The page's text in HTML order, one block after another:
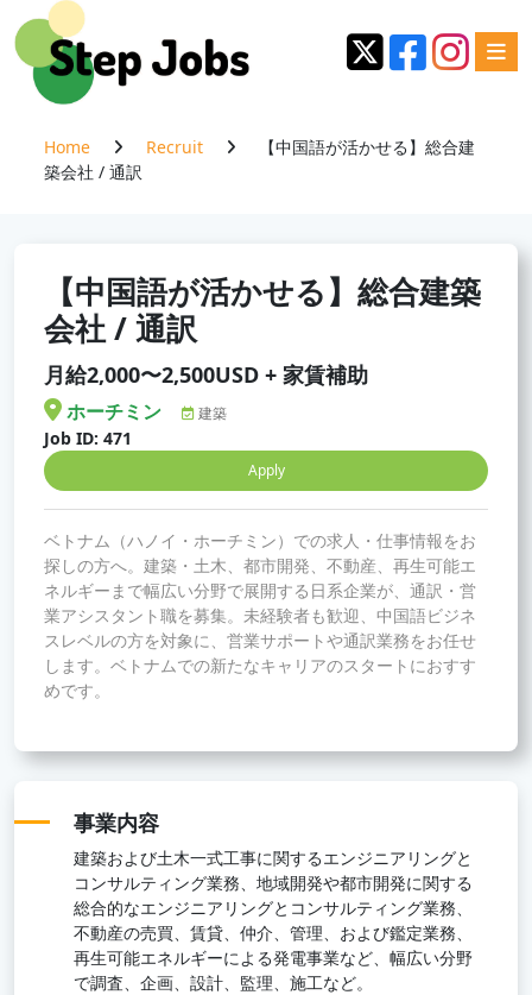
Home Recruit
【中国語が活かせる】総合建
築会社 / 通訳
【中国語が活かせる】総合建築
会社 / 通訳
月給2,000〜2,500USD + 家賃補助
ホーチミン 建築
Job ID: 471
Apply
ベトナム（ハノイ・ホーチミン）での求人・仕事情報をお
探しの方へ。建築・土木、都市開発、不動産、再生可能エ
ネルギーまで幅広い分野で展開する日系企業が、通訳・営
業アシスタント職を募集。未経験者も歓迎、中国語ビジネ
スレベルの方を対象に、営業サポートや通訳業務をお任せ
します。ベトナムでの新たなキャリアのスタートにおすす
めです。
事業内容
建築および土木一式工事に関するエンジニアリングと
コンサルティング業務、地域開発や都市開発に関する
総合的なエンジニアリングとコンサルティング業務、
不動産の売買、賃貸、仲介、管理、および鑑定業務、
再生可能エネルギーによる発電事業など、幅広い分野
で調査、企画、設計、監理、施工など。